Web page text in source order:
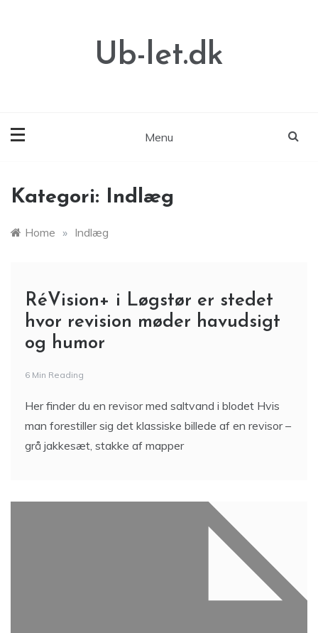
Ub-let.dk
Menu
Kategori: Indlæg
Home » Indlæg
RéVision+ i Løgstør er stedet
hvor revision møder havudsigt
og humor
6 Min Reading
Her finder du en revisor med saltvand i blodet Hvis
man forestiller sig det klassiske billede af en revisor –
grå jakkesæt, stakke af mapper